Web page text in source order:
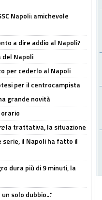
Napoli: amichevole
a dire addio al Napoli?
del Napoli
per cederlo al Napoli
per il centrocampista
grande novità
la trattativa, la situazione
il Napoli ha fatto il
dura più di 9 minuti, la
solo dubbio..."